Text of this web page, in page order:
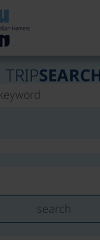
TRIP
search